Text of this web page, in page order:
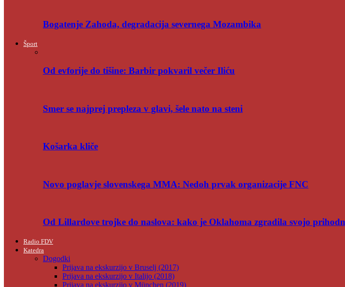
Bogatenje Zahoda, degradacija severnega Mozambika
Šport
Od evforije do tišine: Barbir pokvaril večer Iliću
Smer se najprej prepleza v glavi, šele nato na steni
Košarka kliče
Novo poglavje slovenskega MMA: Nedoh prvak organizacije FNC
Od Lillardove trojke do naslova: kako je Oklahoma zgradila svojo
Radio FDV
Katedra
Dogodki
Prijava na ekskurzijo v Bruselj (2017)
Prijava na ekskurzijo v Italijo (2018)
Prijava na ekskurzijo v München (2019)